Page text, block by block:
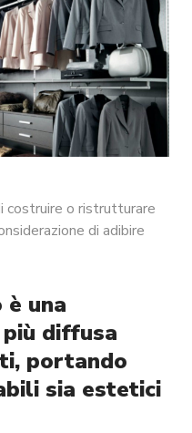
costruire o ristrutturare
di adibire
è una
diffusa
portando
sia estetici